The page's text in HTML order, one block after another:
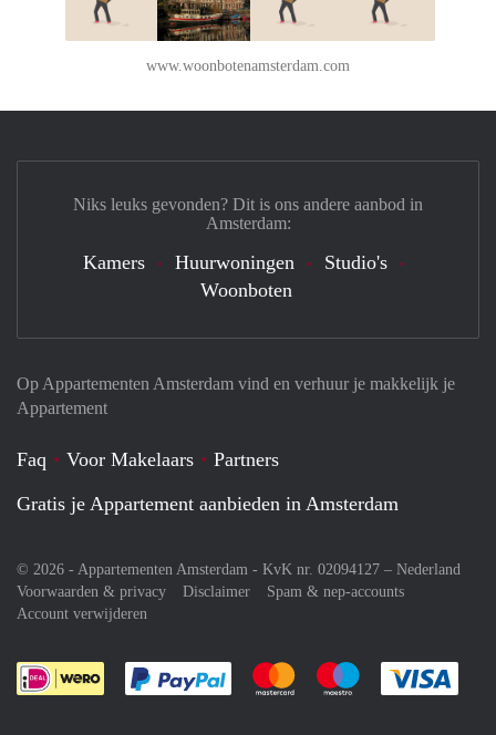
www.woonbotenamsterdam.com
Op Appartementen Amsterdam vind en verhuur je makkelijk je
Appartement
Faq Voor Makelaars
Partners
Gratis je Appartement aanbieden in Amsterdam
© 2026 - Appartementen Amsterdam - KvK nr. 02094127 – Nederland
Voorwaarden & privacy
Disclaimer
Spam & nep-accounts
Account verwijderen
Je rekent gemakkelijk af met Paypal
Je rekent gemakkelijk af met
Je rekent
Niks leuks gevonden? Dit is ons andere aanbod in
Amsterdam:
Kamers Huurwoningen
Studio's
Woonboten